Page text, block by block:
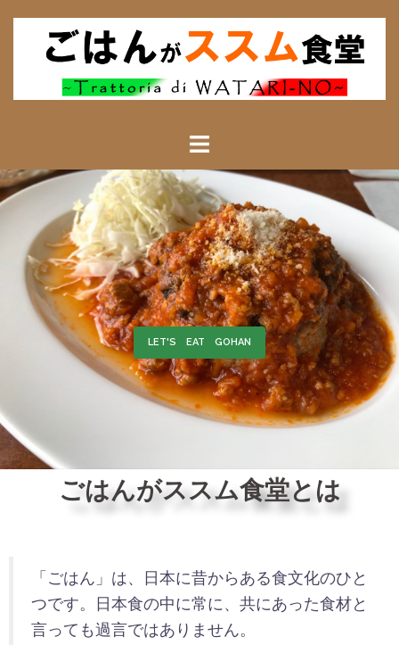
ごはんによる――
LET'S EAT GOHAN
ごはんがススム食堂とは
「ごはん」は、日本に昔からある食文化のひと
つです。日本食の中に常に、共にあった食材と
言っても過言ではありません。